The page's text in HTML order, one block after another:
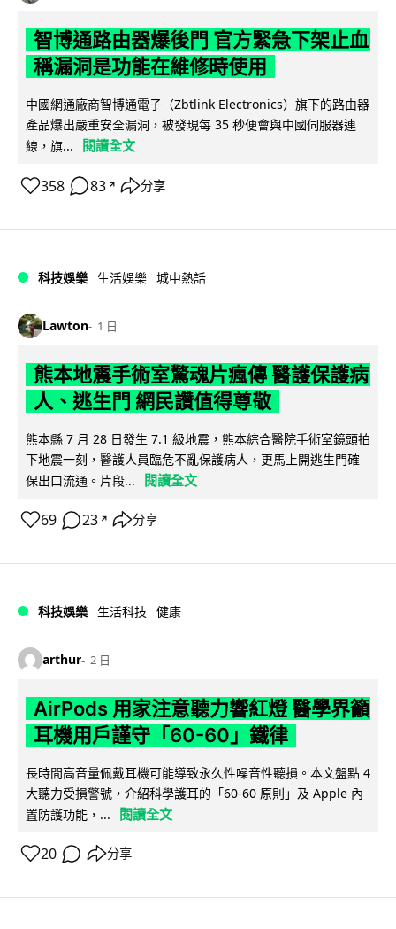
智博通路由器爆後門 官方緊急下架止血
稱漏洞是功能在維修時使用
中國網通廠商智博通電子（Zbtlink Electronics）旗下的路由器
產品爆出嚴重安全漏洞，被發現每 35 秒便會與中國伺服器連
線，旗...
閱讀全文
358 83 ↗ 分享
科技娛樂 生活娛樂 城中熱話
Lawton 1 日
熊本地震手術室驚魂片瘋傳 醫護保護病
人、逃生門 網民讚值得尊敬
熊本縣 7 月 28 日發生 7.1 級地震，熊本綜合醫院手術室鏡頭拍
下地震一刻，醫護人員臨危不亂保護病人，更馬上開逃生門確
保出口流通。片段...
閱讀全文
69 23 ↗ 分享
科技娛樂 生活科技 健康
arthur 2 日
AirPods 用家注意聽力響紅燈 醫學界籲
耳機用戶謹守「60-60」鐵律
長時間高音量佩戴耳機可能導致永久性噪音性聽損。本文盤點 4
大聽力受損警號，介紹科學護耳的「60-60 原則」及 Apple 內
置防護功能，...
閱讀全文
20 分享